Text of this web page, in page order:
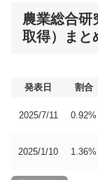
農業総合研
取得）まと
発表日 割合
2025/7/11 0.92%
2025/1/10 1.36%